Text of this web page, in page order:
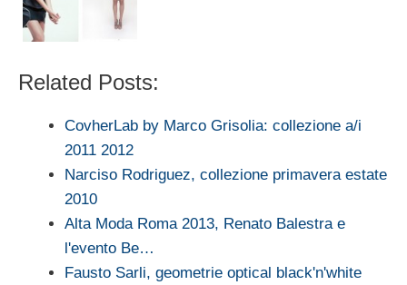
Related Posts:
CovherLab by Marco Grisolia: collezione a/i
2011 2012
Narciso Rodriguez, collezione primavera estate
2010
Alta Moda Roma 2013, Renato Balestra e
l'evento Be…
Fausto Sarli, geometrie optical black'n'white